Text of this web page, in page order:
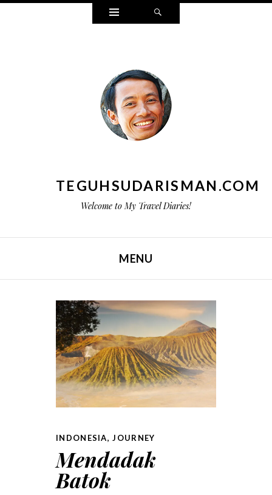
Widgets
TEGUHSUDARISMAN.COM
Welcome to My Travel Diaries!
MENU
INDONESIA,JOURNEY
Mendadak
Batok